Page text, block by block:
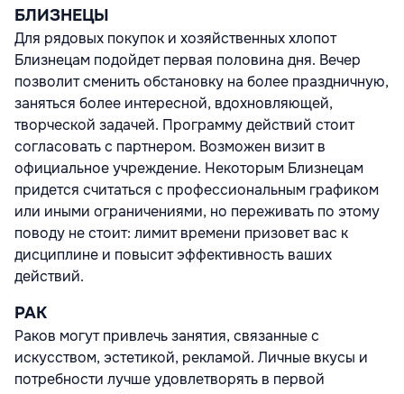
БЛИЗНЕЦЫ
Для рядовых покупок и хозяйственных хлопот
Близнецам подойдет первая половина дня. Вечер
позволит сменить обстановку на более праздничную,
заняться более интересной, вдохновляющей,
творческой задачей. Программу действий стоит
согласовать с партнером. Возможен визит в
официальное учреждение. Некоторым Близнецам
придется считаться с профессиональным графиком
или иными ограничениями, но переживать по этому
поводу не стоит: лимит времени призовет вас к
дисциплине и повысит эффективность ваших
действий.
РАК
Раков могут привлечь занятия, связанные с
искусством, эстетикой, рекламой. Личные вкусы и
потребности лучше удовлетворять в первой